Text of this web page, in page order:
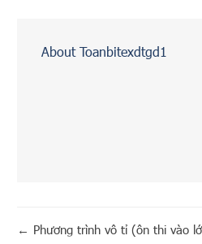
About Toanbitexdtgd1
← Phương trình vô tỉ (ôn thi vào